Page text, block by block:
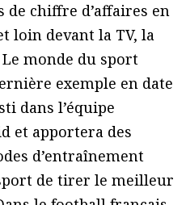
chiffre d’affaires en
loin devant la TV, la
monde du sport
exemple en date
dans l’équipe
et apportera des
d’entraînement
de tirer le meilleur